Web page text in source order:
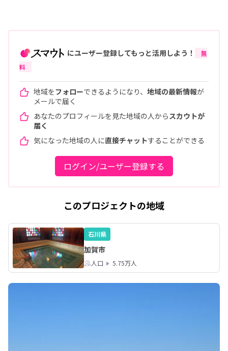
にユーザー登録してもっと活用しよう！
無
料
地域をフォローできるようになり、 地域の最新情報が
メールで届く
あなたのプロフィールを見た地域の人からスカウトが
届く
気になった地域の人に直接チャットすることができる
ログイン/ユーザー登録する
このプロジェクトの地域
石川県
加賀市
人口 5.75万人